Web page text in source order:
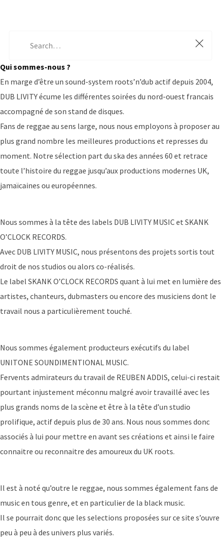
Qui sommes-nous ?
En marge d’être un sound-system roots’n’dub actif depuis 2004,
DUB LIVITY écume les différentes soirées du nord-ouest francais
accompagné de son stand de disques.
Fans de reggae au sens large, nous nous employons à proposer au
plus grand nombre les meilleures productions et represses du
moment. Notre sélection part du ska des années 60 et retrace
toute l’histoire du reggae jusqu’aux productions modernes UK,
jamaïcaines ou européennes.
Nous sommes à la tête des labels DUB LIVITY MUSIC et SKANK
O’CLOCK RECORDS.
Avec DUB LIVITY MUSIC, nous présentons des projets sortis tout
droit de nos studios ou alors co-réalisés.
Le label SKANK O’CLOCK RECORDS quant à lui met en lumière des
artistes, chanteurs, dubmasters ou encore des musiciens dont le
travail nous a particulièrement touché.
Nous sommes également producteurs exécutifs du label
UNITONE SOUNDIMENTIONAL MUSIC.
Fervents admirateurs du travail de REUBEN ADDIS, celui-ci restait
pourtant injustement méconnu malgré avoir travaillé avec les
plus grands noms de la scène et être à la tête d’un studio
prolifique, actif depuis plus de 30 ans. Nous nous sommes donc
associés à lui pour mettre en avant ses créations et ainsi le faire
connaitre ou reconnaitre des amoureux du UK roots.
Il est à noté qu’outre le reggae, nous sommes également fans de
music en tous genre, et en particulier de la black music.
Il se pourrait donc que les selections proposées sur ce site s’ouvre
peu à peu à des univers plus variés.